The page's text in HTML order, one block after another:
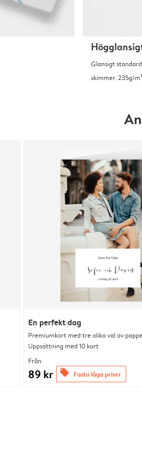
Glansigt
skimmer. 235g/m²
En perfekt dag
Premiumkort med tre olika val av
Uppsättning med 10 kort
Från
89 kr offers Fasta låga priser